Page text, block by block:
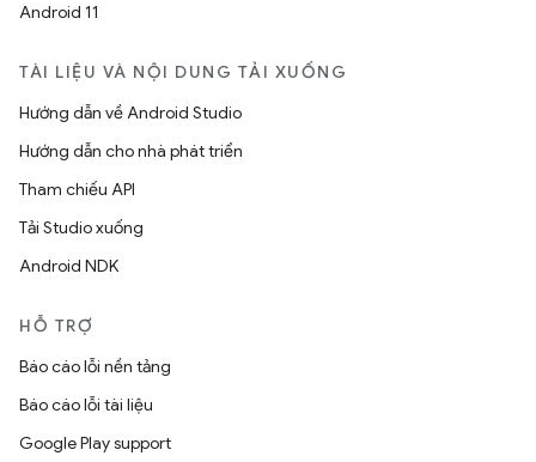
Android 11
TÀI LIỆU VÀ NỘI DUNG TẢI XUỐNG
Hướng dẫn về Android Studio
Hướng dẫn cho nhà phát triển
Tham chiếu API
Tải Studio xuống
Android NDK
HỖ TRỢ
Báo cáo lỗi nền tảng
Báo cáo lỗi tài liệu
Google Play support